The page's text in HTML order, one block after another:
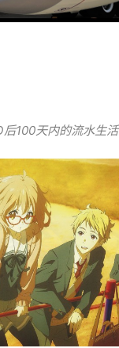
后100天内的流水生活